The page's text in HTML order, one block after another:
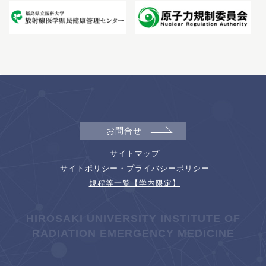
お問合せ
サイトマップ
サイトポリシー・プライバシーポリシー
規程等一覧【学内限定】
HIROSAKI UNIVERSITY INSTITUTE OF
RADIATION EMERGENCY MEDICINE